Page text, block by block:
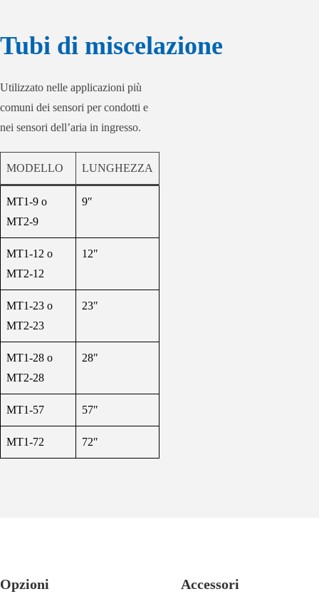
Tubi di miscelazione
Utilizzato nelle applicazioni più
comuni dei sensori per condotti e
nei sensori dell’aria in ingresso.
MODELLO LUNGHEZZA
MT1-9 o
MT2-9
9″
MT1-12 o
MT2-12
12″
MT1-23 o
MT2-23
23″
MT1-28 o
MT2-28
28″
MT1-57 57″
MT1-72 72″
Opzioni Accessori